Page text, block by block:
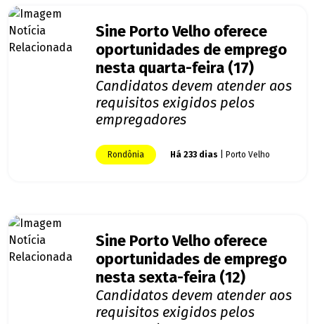
Sine Porto Velho oferece
oportunidades de emprego
nesta quarta-feira (17)
Candidatos devem atender aos
requisitos exigidos pelos
empregadores
Rondônia Há 233 dias | Porto Velho
Sine Porto Velho oferece
oportunidades de emprego
nesta sexta-feira (12)
Candidatos devem atender aos
requisitos exigidos pelos